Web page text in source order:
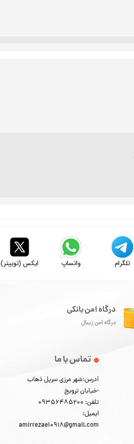
تلگرام واتساپ ایکس (توییتر)
تماس با ما
آدرس:شهر مرزی سرپل ذهاب
-خیابان ترویج
تلفن: 09356485200
ایمیل:
amirrezaei0918@gmail.com
درگاه امن بانکی
درگاه امن زیبال